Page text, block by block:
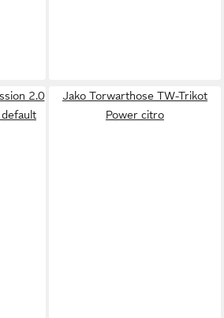
2.0
Jako Torwarthose TW-Trikot
Power citro